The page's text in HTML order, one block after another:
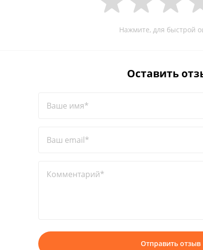
Нажмите, для быстрой
Оставить
Ваше имя*
Ваш email*
Комментарий*
Отправить отзыв